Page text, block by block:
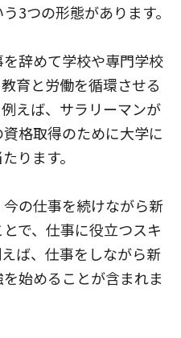
3つの形態があります。
辞めて学校や専門学校
育と労働を循環させる
えば、サラリーマンが
格取得のために大学に
ります。
の仕事を続けながら新
で、仕事に役立つスキ
ば、仕事をしながら新
始めることが含まれま